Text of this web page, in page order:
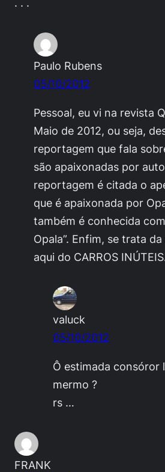
. . .
Paulo Rubens
05/10/2012
Pessoal, eu vi na revista
Maio de 2012, ou seja,
reportagem que fala
são apaixonadas por
reportagem é citada o
que é apaixonada por
também é conhecida
Opala”. Enfim, se trata
aqui do CARROS
valuck
05/10/2012
Ô estimada consóror
mermo ?
rs …
FRANK